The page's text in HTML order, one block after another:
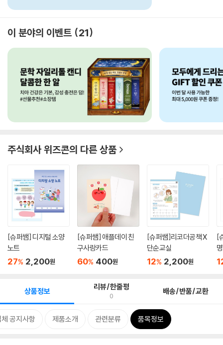
이 분야의 이벤트 21
주식회사 위즈콘의 다른 상품
[슈퍼쌤] 디지털 소양
노트
27% 2,200원
[슈퍼쌤] 애플데이 친
구사랑카드
60% 400원
[슈퍼쌤]리코더공책 X
단순교실
12% 2,200원
[슈
상품정보 리뷰/한줄평
0 배송/반품/교환
공지사항 제품소개 관련분류 품목정보